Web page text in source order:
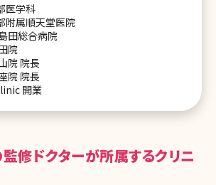
医学科
附属順天堂医院
田総合病院
院
院 院長
院 院長
開業
修ドクターが所属するクリニ